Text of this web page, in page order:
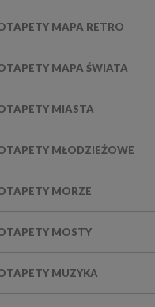
MAPA RETRO
MAPA ŚWIATA
MIASTA
MŁODZIEŻOWE
MORZE
MOSTY
MUZYKA